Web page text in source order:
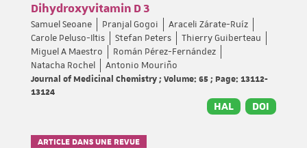
Dihydroxyvitamin D 3
Samuel Seoane Pranjal Gogoi
Araceli Zárate-Ruíz
Carole Peluso-Iltis
Stefan Peters
Thierry Guiberteau
Miguel A Maestro
Román Pérez-Fernández
Natacha Rochel
Antonio Mouriño
Journal of Medicinal Chemistry ; Volume: 65 ; Page: 13112-
13124
HAL DOI
ARTICLE DANS UNE REVUE